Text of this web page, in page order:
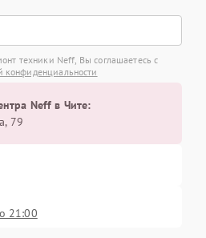
техники Neff, Вы соглашаетесь с
конфиденциальности
Neff в Чите:
79
21:00